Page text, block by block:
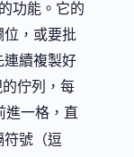
功能。它的
位，或要批
連續複製好
的佇列，每
進一格，直
符號（逗